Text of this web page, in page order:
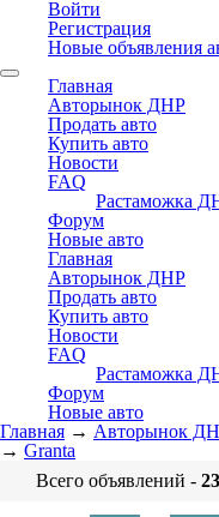
Войти
Регистрация
Новые объявления
Главная
Авторынок ДНР
Продать авто
Купить авто
Новости
FAQ
Растаможка
Форум
Новые авто
Главная
Авторынок ДНР
Продать авто
Купить авто
Новости
FAQ
Растаможка
Форум
Новые авто
Главная → Авторынок
→ Granta
Всего объявлений - 23